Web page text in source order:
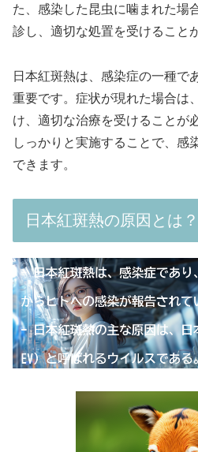
た、感染した昆虫に噛まれた場
診し、適切な処置を受けること
日本紅斑熱は、感染症の一種で
重要です。症状が現れた場合は
け、適切な治療を受けることが
しっかりと実施することで、感
できます。
日本紅斑熱の原因とは？